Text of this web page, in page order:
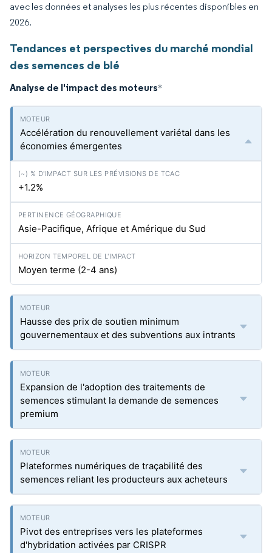
avec les données et analyses les plus récentes disponibles en
2026.
Tendances et perspectives du marché mondial
des semences de blé
Analyse de l'impact des moteurs*
Accélération du renouvellement variétal dans les
économies émergentes
+1.2%
Asie-Pacifique, Afrique et Amérique du Sud
Moyen terme (2-4 ans)
Hausse des prix de soutien minimum
gouvernementaux et des subventions aux intrants
Expansion de l'adoption des traitements de
semences stimulant la demande de semences
premium
Plateformes numériques de traçabilité des
semences reliant les producteurs aux acheteurs
Pivot des entreprises vers les plateformes
d'hybridation activées par CRISPR